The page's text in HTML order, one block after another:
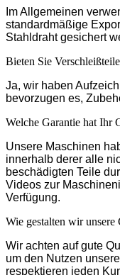
Im Allgemeinen
standardmäßige
Stahldraht gesichert
Bieten Sie
Ja, wir haben
bevorzugen es,
Welche Garantie hat Ihr
Unsere Maschinen
innerhalb derer alle
beschädigten Teile
Videos zur
Verfügung.
Wie gestalten wir
Wir achten auf gute
um den Nutzen
respektieren jeden